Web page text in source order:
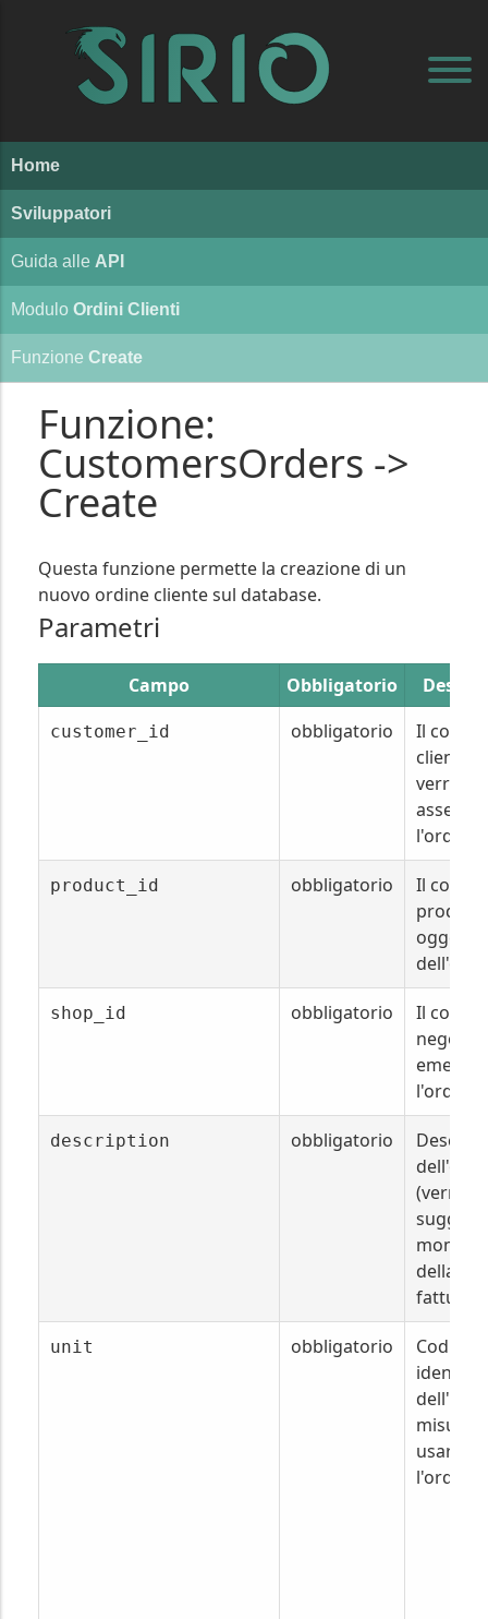
Home
Sviluppatori
Guida alle API
Modulo Ordini Clienti
Funzione Create
Funzione:
CustomersOrders ->
Create
Questa funzione permette la creazione di un
nuovo ordine cliente sul database.
Parametri
Campo Obbligatorio
customer_id obbligatorio
Il codice
cliente
verrà
l'ordine.
product_id obbligatorio
Il codice
oggetto
shop_id obbligatorio
Il codice
negozio
emette
l'ordine.
description obbligatorio
(verrà
della
unit obbligatorio
Codice
misura
usare
l'ordine.